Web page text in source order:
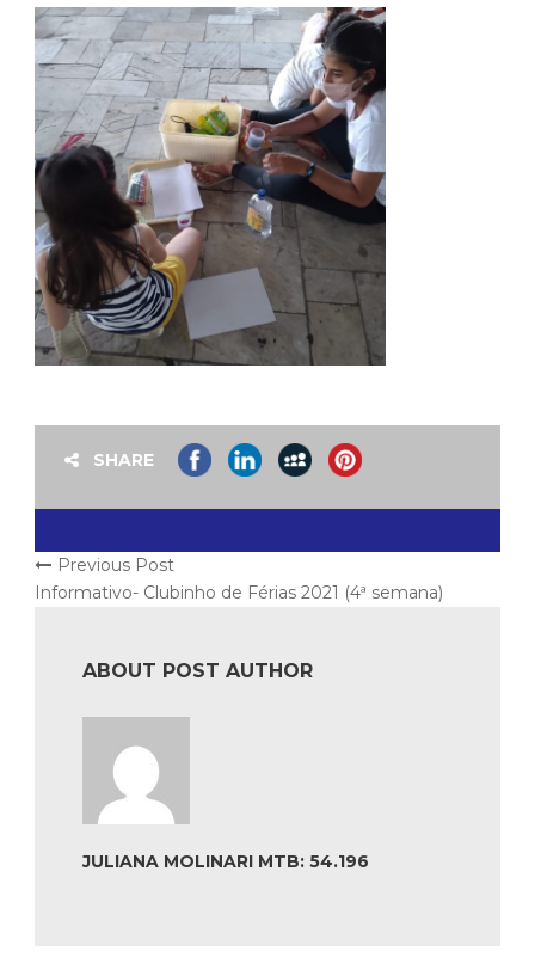
SHARE
Previous Post
Informativo- Clubinho de Férias 2021 (4ª semana)
ABOUT POST AUTHOR
JULIANA MOLINARI MTB: 54.196